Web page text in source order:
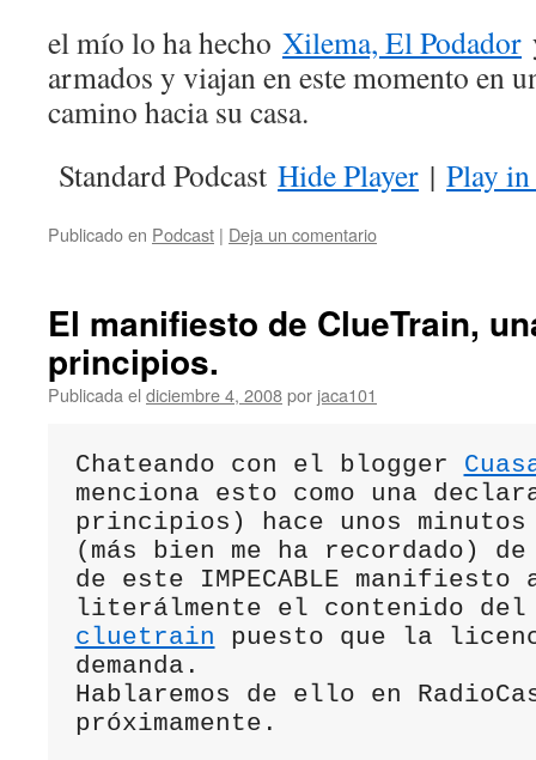
el mí­o lo ha hecho Xilema, El Podador
armados y viajan en este momento en
camino hacia su casa.
Standard Podcast Hide Player | Play
Publicado en Podcast | Deja un comentario
El manifiesto de ClueTrain,
principios.
Publicada el diciembre 4, 2008por jaca101
Chateando con el blogger
menciona esto como una
principios) hace unos minutos
(más bien me ha recordado)
de este IMPECABLE manifiesto
literálmente el contenido
cluetrain puesto que la
demanda.
Hablaremos de ello en
próximamente.